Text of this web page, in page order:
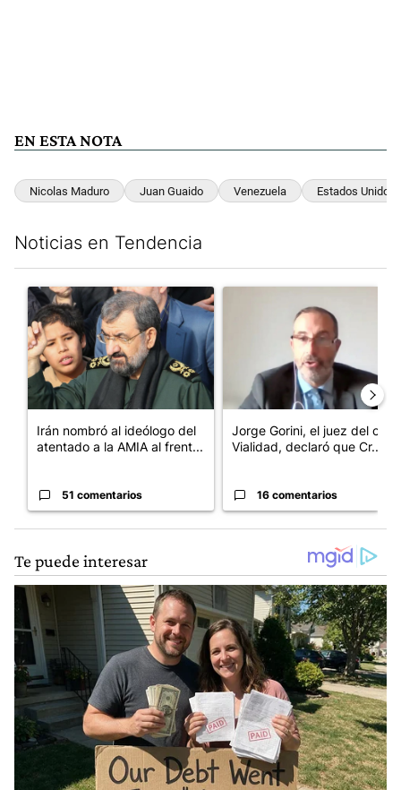
EN ESTA NOTA
Nicolas Maduro Juan Guaido Venezuela Estados Unidos
Noticias en Tendencia
Un artículo de tendencia con el título "Irán nombró al ideólogo
Irán nombró al ideólogo del
atentado a la AMIA al frent...
51 comentarios
Jorge Gorini, el juez del caso
Vialidad, declaró que Cr...
16 comentarios